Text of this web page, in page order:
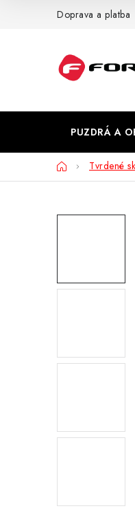
Doprava a platba
PUZDRÁ A
DomovTvrdené